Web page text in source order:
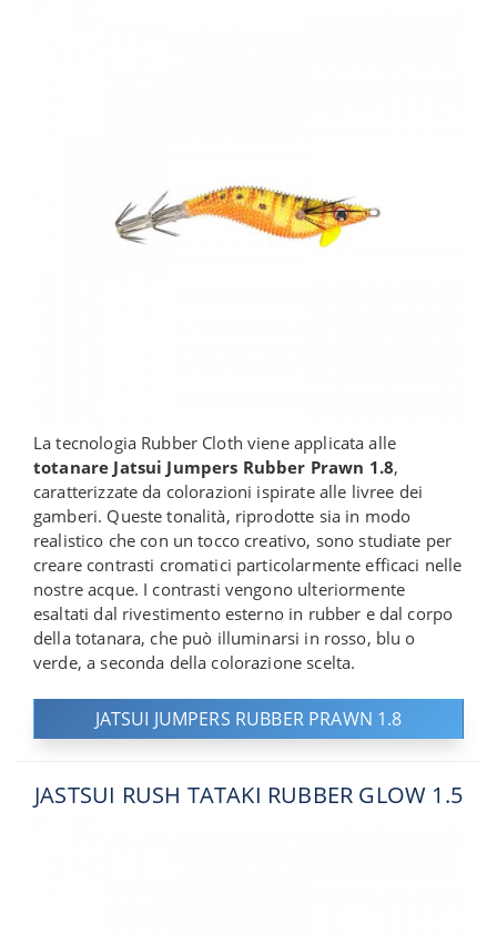
La tecnologia Rubber Cloth viene applicata alle
totanare Jatsui Jumpers Rubber Prawn 1.8,
caratterizzate da colorazioni ispirate alle livree dei
gamberi. Queste tonalità, riprodotte sia in modo
realistico che con un tocco creativo, sono studiate per
creare contrasti cromatici particolarmente efficaci nelle
nostre acque. I contrasti vengono ulteriormente
esaltati dal rivestimento esterno in rubber e dal corpo
della totanara, che può illuminarsi in rosso, blu o
verde, a seconda della colorazione scelta.
JATSUI JUMPERS RUBBER PRAWN 1.8
JASTSUI RUSH TATAKI RUBBER GLOW 1.5